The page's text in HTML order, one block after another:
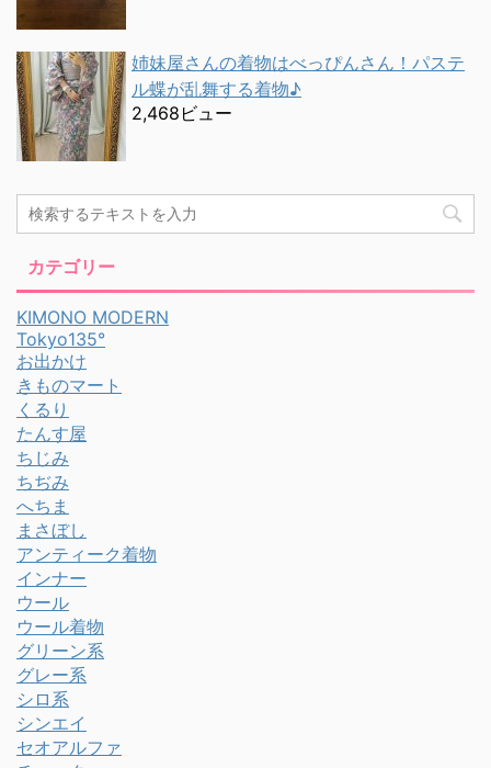
姉妹屋さんの着物はべっぴんさん！パステ
ル蝶が乱舞する着物♪
2,468ビュー
カテゴリー
KIMONO MODERN
Tokyo135°
お出かけ
きものマート
くるり
たんす屋
ちじみ
ちぢみ
へちま
まさぼし
アンティーク着物
インナー
ウール
ウール着物
グリーン系
グレー系
シロ系
シンエイ
セオアルファ